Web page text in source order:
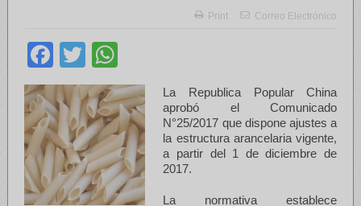
Print Correo Electrónico
Facebook
Twitter
La Republica Popular China
aprobó el Comunicado
N°25/2017 que dispone ajustes a
la estructura arancelaria vigente,
a partir del 1 de diciembre de
2017.
La normativa establece